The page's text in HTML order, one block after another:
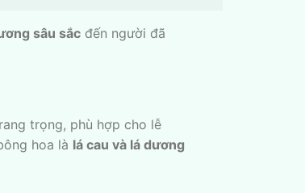
sâu sắcđến người đã
trọng, phù hợp cho lễ
hoa là lá cau và lá dương